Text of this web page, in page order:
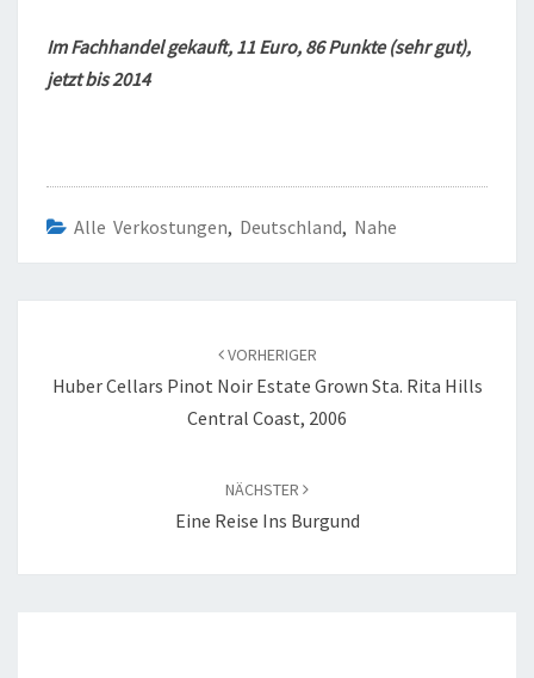
Im Fachhandel gekauft, 11 Euro, 86 Punkte (sehr gut),
jetzt bis 2014
Alle Verkostungen, Deutschland, Nahe
VORHERIGER
Huber Cellars Pinot Noir Estate Grown Sta. Rita Hills
Central Coast, 2006
NÄCHSTER
Eine Reise Ins Burgund